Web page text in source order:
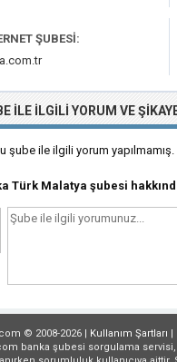
ŞUBESI:
ILE İLGILIYORUM VE
şube ile ilgili yorum
Türk Malatya şubesi
© 2008-2026 | Kullanım Şartları |
banka şubesi sorgulama servisi,